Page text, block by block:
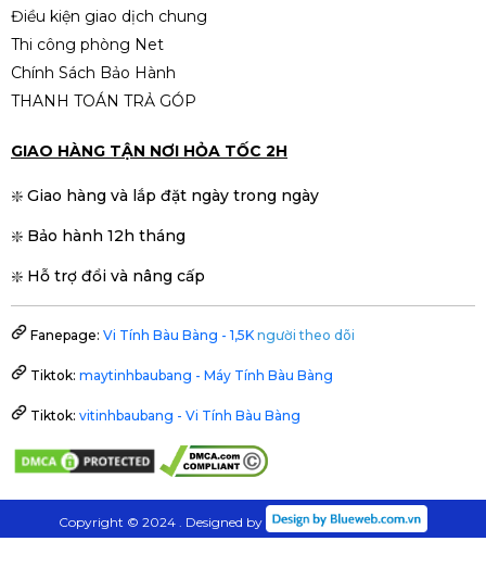
16MB / AM4
3.890.000đ
Điều kiện giao dịch chung
Thi công phòng Net
Chính Sách Bảo Hành
THANH TOÁN TRẢ GÓP
GIAO HÀNG TẬN NƠI HỎA TỐC 2H
❇️ Giao hàng và lắp đặt ngày trong ngày
❇️ Bảo hành 12h tháng
❇️ Hỗ trợ đổi và nâng cấp
Fanepage: Vi Tính Bàu Bàng - 1,5K người theo dõi
Tiktok: maytinhbaubang - Máy Tính Bàu Bàng
Tiktok: vitinhbaubang - Vi Tính Bàu Bàng
Copyright © 2024 . Designed by